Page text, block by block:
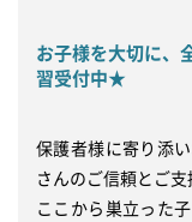
お子様を大切に、
習受付中★
保護者様に寄り添
さんのご信頼とご支
ここから巣立った